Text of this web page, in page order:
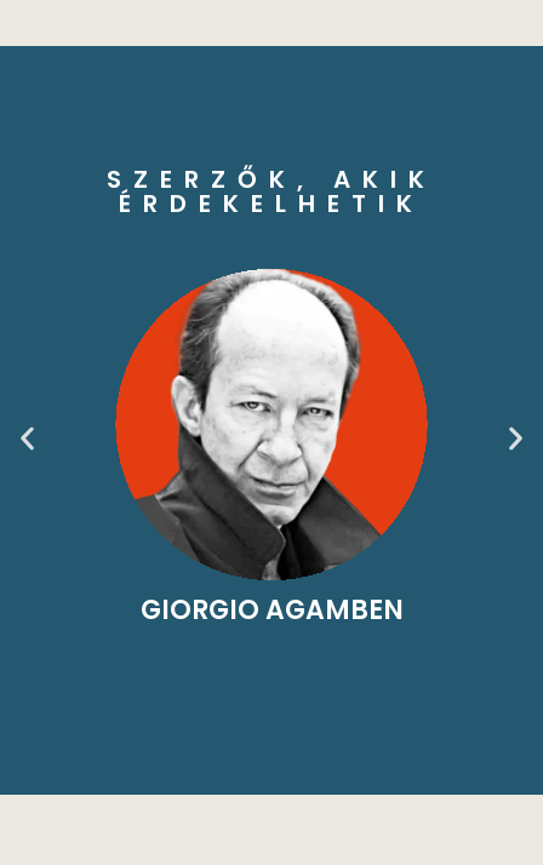
SZERZŐK, AKIK
ÉRDEKELHETIK
GIORGIO AGAMBEN